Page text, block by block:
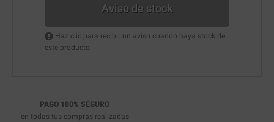
Aviso de stock
Haz clic para recibir un aviso cuando haya stock de
este producto
PAGO 100% SEGURO
en todas tus compras realizadas